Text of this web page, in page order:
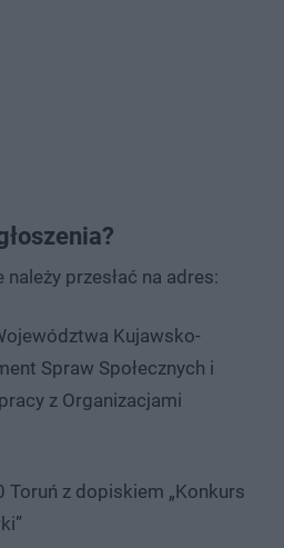
przesłać na adres:
Kujawsko-
Spraw Społecznych i
z Organizacjami
Toruń z dopiskiem „Konkurs